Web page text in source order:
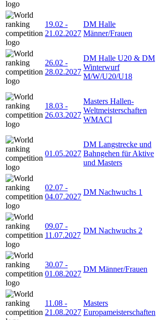
19.02 -
21.02.2027
DM Halle
Männer/Frauen
26.02 -
28.02.2027
DM Halle U20 & DM
Winterwurf
M/W/U20/U18
18.03 -
26.03.2027
Masters Hallen-
Weltmeisterschaften
WMACI
01.05.2027
DM Langstrecke und
Bahngehen für Aktive
und Masters
02.07 -
04.07.2027
DM Nachwuchs 1
09.07 -
11.07.2027
DM Nachwuchs 2
30.07 -
01.08.2027
DM Männer/Frauen
11.08 -
21.08.2027
Masters
Europameisterschaften